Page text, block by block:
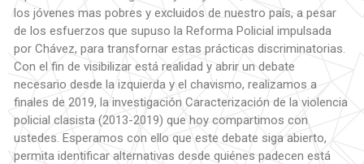
los jóvenes mas pobres y excluidos de nuestro país, a pesar
de los esfuerzos que supuso la Reforma Policial impulsada
por Chávez, para transfornar estas prácticas discriminatorias.
Con el fin de visibilizar está realidad y abrir un debate
necesario desde la izquierda y el chavismo, realizamos a
finales de 2019, la investigación Caracterización de la violencia
policial clasista (2013-2019) que hoy compartimos con
ustedes. Esperamos con ello que este debate siga abierto,
permita identificar alternativas desde quiénes padecen está